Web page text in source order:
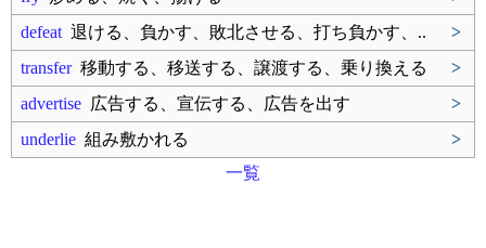
defeat 退ける、負かす、敗北させる、打ち負かす、..
>
transfer移動する、移送する、譲渡する、乗り換える
>
advertise 広告する、宣伝する、広告を出す
>
underlie 組み敷かれる
>
一覧